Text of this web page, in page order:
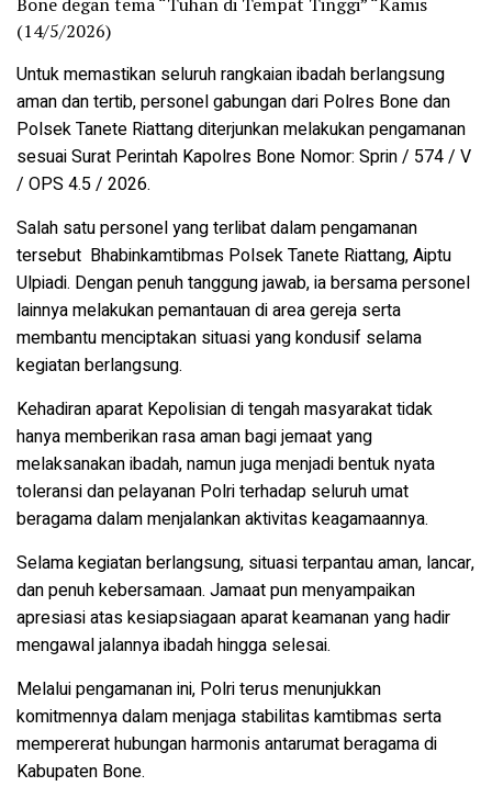
(14/5/2026)
Untuk memastikan seluruh rangkaian ibadah berlangsung
aman dan tertib, personel gabungan dari Polres Bone dan
Polsek Tanete Riattang diterjunkan melakukan pengamanan
sesuai Surat Perintah Kapolres Bone Nomor: Sprin / 574 / V
/ OPS 4.5 / 2026.
Salah satu personel yang terlibat dalam pengamanan
tersebut Bhabinkamtibmas Polsek Tanete Riattang, Aiptu
Ulpiadi. Dengan penuh tanggung jawab, ia bersama personel
lainnya melakukan pemantauan di area gereja serta
membantu menciptakan situasi yang kondusif selama
kegiatan berlangsung.
Kehadiran aparat Kepolisian di tengah masyarakat tidak
hanya memberikan rasa aman bagi jemaat yang
melaksanakan ibadah, namun juga menjadi bentuk nyata
toleransi dan pelayanan Polri terhadap seluruh umat
beragama dalam menjalankan aktivitas keagamaannya.
Selama kegiatan berlangsung, situasi terpantau aman, lancar,
dan penuh kebersamaan. Jamaat pun menyampaikan
apresiasi atas kesiapsiagaan aparat keamanan yang hadir
mengawal jalannya ibadah hingga selesai.
Melalui pengamanan ini, Polri terus menunjukkan
komitmennya dalam menjaga stabilitas kamtibmas serta
mempererat hubungan harmonis antarumat beragama di
Kabupaten Bone.